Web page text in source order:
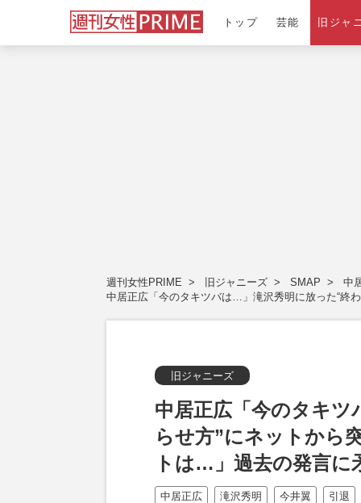
トップ 芸能 旧ジャ
週刊女性PRIME 旧ジャニーズ SMAP
中
中居正広「今のタキツバは…」滝沢秀明に放った“終
旧ジャニーズ
中居正広「今のタキ
らせ方”にネットから
トは…」過去の発言に
中居正広 滝沢秀明 今井翼 引退